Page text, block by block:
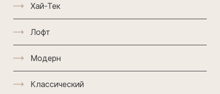
Хай-Тек
Лофт
Модерн
Классический